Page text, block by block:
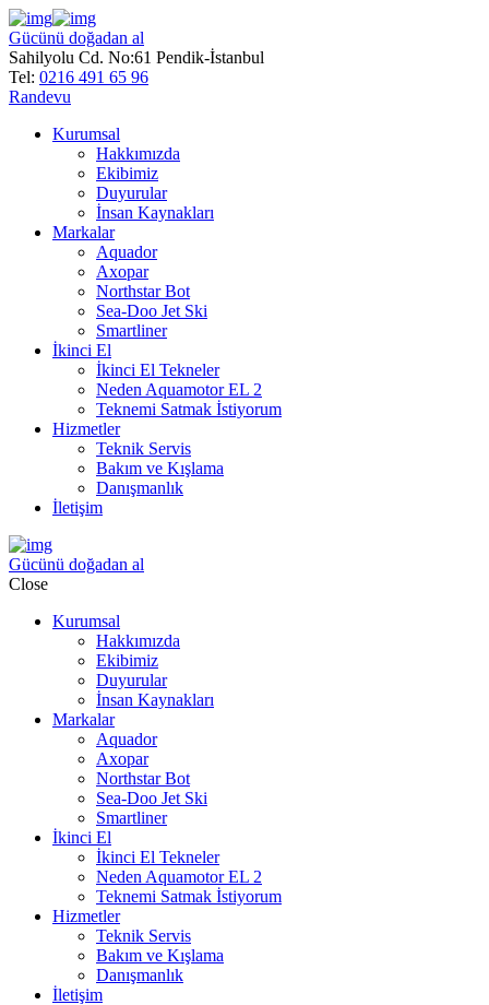
Gücünü doğadan al
Sahilyolu Cd. No:61 Pendik-İstanbul
Tel: 0216 491 65 96
Randevu
Kurumsal
Hakkımızda
Ekibimiz
Duyurular
İnsan Kaynakları
Markalar
Aquador
Axopar
Northstar Bot
Sea-Doo Jet Ski
Smartliner
İkinci El
İkinci El Tekneler
Neden Aquamotor EL 2
Teknemi Satmak İstiyorum
Hizmetler
Teknik Servis
Bakım ve Kışlama
Danışmanlık
İletişim
Gücünü doğadan al
Close
Kurumsal
Hakkımızda
Ekibimiz
Duyurular
İnsan Kaynakları
Markalar
Aquador
Axopar
Northstar Bot
Sea-Doo Jet Ski
Smartliner
İkinci El
İkinci El Tekneler
Neden Aquamotor EL 2
Teknemi Satmak İstiyorum
Hizmetler
Teknik Servis
Bakım ve Kışlama
Danışmanlık
İletişim